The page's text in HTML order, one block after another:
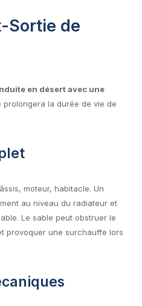
Sortie de
en désert avec une
la durée de vie de
moteur, habitacle. Un
au niveau du radiateur et
Le sable peut obstruer le
provoquer une surchauffe lors